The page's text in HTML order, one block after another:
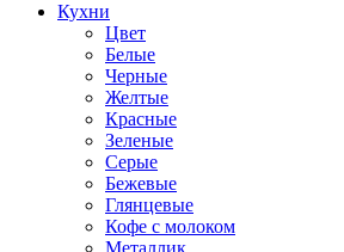
Кухни
Цвет
Белые
Черные
Желтые
Красные
Зеленые
Серые
Бежевые
Глянцевые
Кофе с молоком
Металлик